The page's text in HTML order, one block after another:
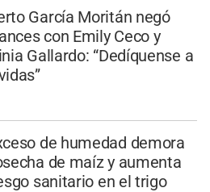
García Moritán negó
con Emily Ceco y
Gallardo: “Dedíquense a
de humedad demora
de maíz y aumenta
sanitario en el trigo